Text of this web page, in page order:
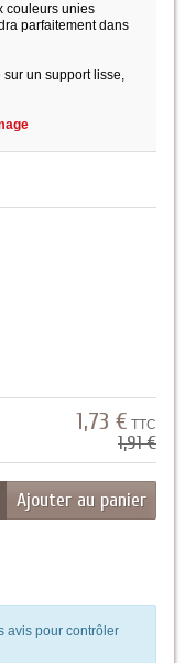
couleurs unies
parfaitement dans
un support lisse,
1,73 € TTC
1,91 €
Ajouter au panier
avis pour contrôler